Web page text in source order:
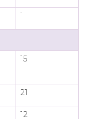
1
15
21
12